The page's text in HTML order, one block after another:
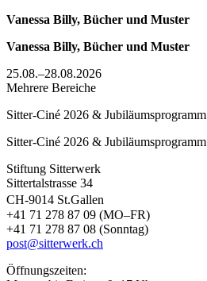
Vanessa Billy, Bücher und Muster
Vanessa Billy, Bücher und Muster
25.08.–28.08.2026
Mehrere Bereiche
Sitter-Ciné 2026 & Jubiläumsprogramm
Sitter-Ciné 2026 & Jubiläumsprogramm
Stiftung Sitterwerk
Sittertalstrasse 34
CH-9014 St.Gallen
+41 71 278 87 09 (MO–FR)
+41 71 278 87 08 (Sonntag)
post@sitterwerk.ch
Öffnungszeiten: